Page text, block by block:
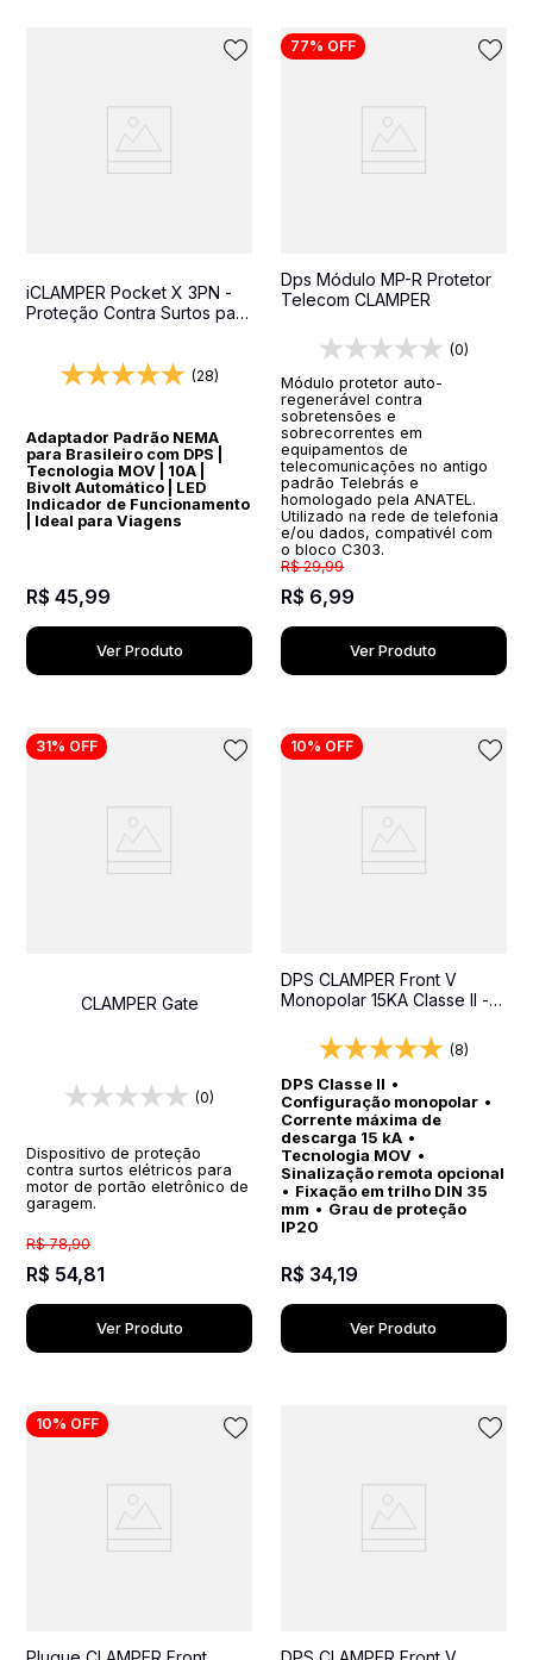
iCLAMPER Pocket X 3PN -
Proteção Contra Surtos para
(28)
Adaptador Padrão NEMA
para Brasileiro com DPS |
Tecnologia MOV | 10A |
Bivolt Automático | LED
Indicador de Funcionamento
| Ideal para Viagens
R$ 45,99
Ver Produto
77% OFF
Dps Módulo MP-R Protetor
Telecom CLAMPER
(0)
Módulo protetor auto-
regenerável contra
sobretensões e
sobrecorrentes em
equipamentos de
telecomunicações no antigo
padrão Telebrás e
homologado pela ANATEL.
Utilizado na rede de telefonia
e/ou dados, compativél com
o bloco C303.
R$ 29,99
R$ 6,99
Ver Produto
31% OFF
CLAMPER Gate
(0)
Dispositivo de proteção
contra surtos elétricos para
motor de portão eletrônico de
garagem.
R$ 78,90
R$ 54,81
Ver Produto
10% OFF
DPS CLAMPER Front V
Monopolar 15KA Classe II -
quadros elétricos
(8)
DPS Classe II •
Configuração monopolar•
Corrente máxima de
descarga 15 kA•
Tecnologia MOV•
Sinalização remota opcional
• Fixação em trilho DIN 35
mm • Grau de proteção
IP20
R$ 34,19
Ver Produto
10% OFF